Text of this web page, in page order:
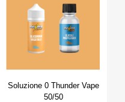
Anteprima
Soluzione 0 Thunder Vape
50/50